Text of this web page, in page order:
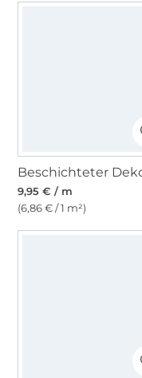
9,95 € / m
(6,86 € / 1 m²)